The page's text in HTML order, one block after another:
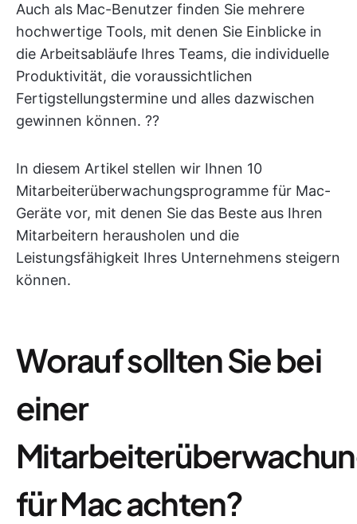
Auch als Mac-Benutzer finden Sie mehrere
hochwertige Tools, mit denen Sie Einblicke in
die Arbeitsabläufe Ihres Teams, die individuelle
Produktivität, die voraussichtlichen
Fertigstellungstermine und alles dazwischen
gewinnen können. ?‍?
In diesem Artikel stellen wir Ihnen 10
Mitarbeiterüberwachungsprogramme für Mac-
Geräte vor, mit denen Sie das Beste aus Ihren
Mitarbeitern herausholen und die
Leistungsfähigkeit Ihres Unternehmens steigern
können.
Worauf sollten Sie bei
einer
für Mac achten?